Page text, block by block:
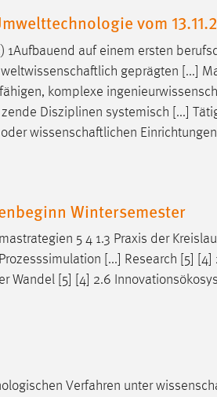
vom
1Aufbauend auf einem ersten
geprägten [...]
komplexe
Disziplinen systemisch [...]
wissenschaftlichen
Wintersemester
5 4 1.3 Praxis der
[...] Research [5]
Wandel [5] [4] 2.6
Verfahren unter